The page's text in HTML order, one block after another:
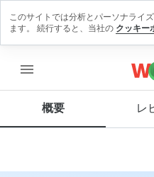
menu
概要 レ
ューを残
この
イト
このサイトでは分析とパーソナライ
ます。 続行すると、当社の クッキー